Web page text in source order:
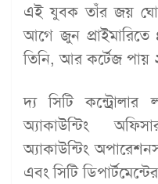
এই যুবক তাঁর জয়
আগে জুন
তিনি, আর কর্টেজ
দ্য সিটি কন্ট্রোলার
অ্যাকাউন্টিং
অ্যাকাউন্টিং
এবং সিটি